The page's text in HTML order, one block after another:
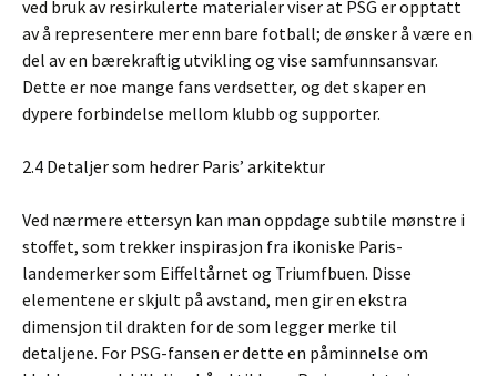
ved bruk av resirkulerte materialer viser at PSG er opptatt
av å representere mer enn bare fotball; de ønsker å være en
del av en bærekraftig utvikling og vise samfunnsansvar.
Dette er noe mange fans verdsetter, og det skaper en
dypere forbindelse mellom klubb og supporter.
2.4 Detaljer som hedrer Paris’ arkitektur
Ved nærmere ettersyn kan man oppdage subtile mønstre i
stoffet, som trekker inspirasjon fra ikoniske Paris-
landemerker som Eiffeltårnet og Triumfbuen. Disse
elementene er skjult på avstand, men gir en ekstra
dimensjon til drakten for de som legger merke til
detaljene. For PSG-fansen er dette en påminnelse om